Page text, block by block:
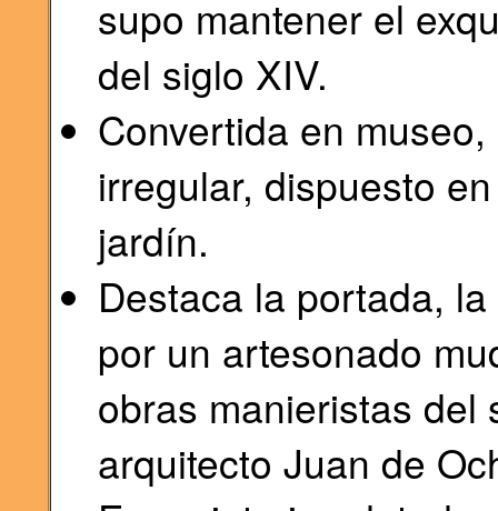
supo mantener el
del siglo XIV.
Convertida en
irregular, dispuesto
jardín.
Destaca la portada,
por un artesonado
obras manieristas del
arquitecto Juan de